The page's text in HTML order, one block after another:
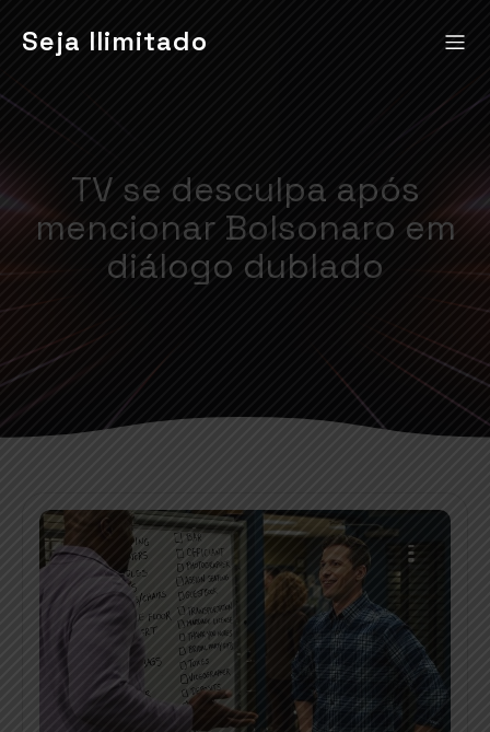
Seja Ilimitado
TV se desculpa após
mencionar Bolsonaro em
diálogo dublado